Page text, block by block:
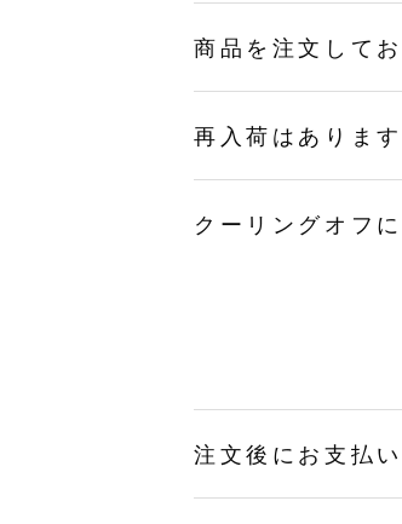
商品を注文して
再入荷はあります
クーリングオフ
注文後にお支払